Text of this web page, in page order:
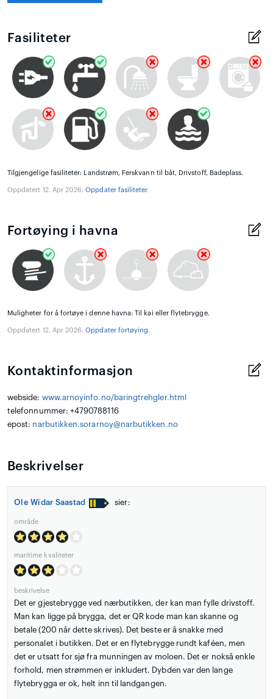
Fasiliteter
Tilgjengelige fasiliteter: Landstrøm, Ferskvann til båt, Drivstoff, Badeplass.
Oppdatert 12. Apr 2026.Oppdater fasiliteter.
Fortøying i havna
Muligheter for å fortøye i denne havna: Til kai eller flytebrygge.
Oppdatert 12. Apr 2026.Oppdater fortøying.
Kontaktinformasjon
webside: www.arnoyinfo.no/baringtrehgler.html
telefonnummer: +4790788116
epost: narbutikken.sorarnoy@narbutikken.no
Beskrivelser
Ole Widar Saastad sier:
område
maritime kvaliteter
beskrivelse
Det er gjestebrygge ved nærbutikken, der kan man fylle drivstoff.
Man kan ligge på brygga, det er QR kode man kan skanne og
betale (200 når dette skrives). Det beste er å snakke med
personalet i butikken. Det er en flytebrygge rundt kaféen, men
det er utsatt for sjø fra munningen av moloen. Det er nokså enkle
forhold, men strømmen er inkludert. Dybden var den lange
flytebrygga er ok, helt inn til landgangen.